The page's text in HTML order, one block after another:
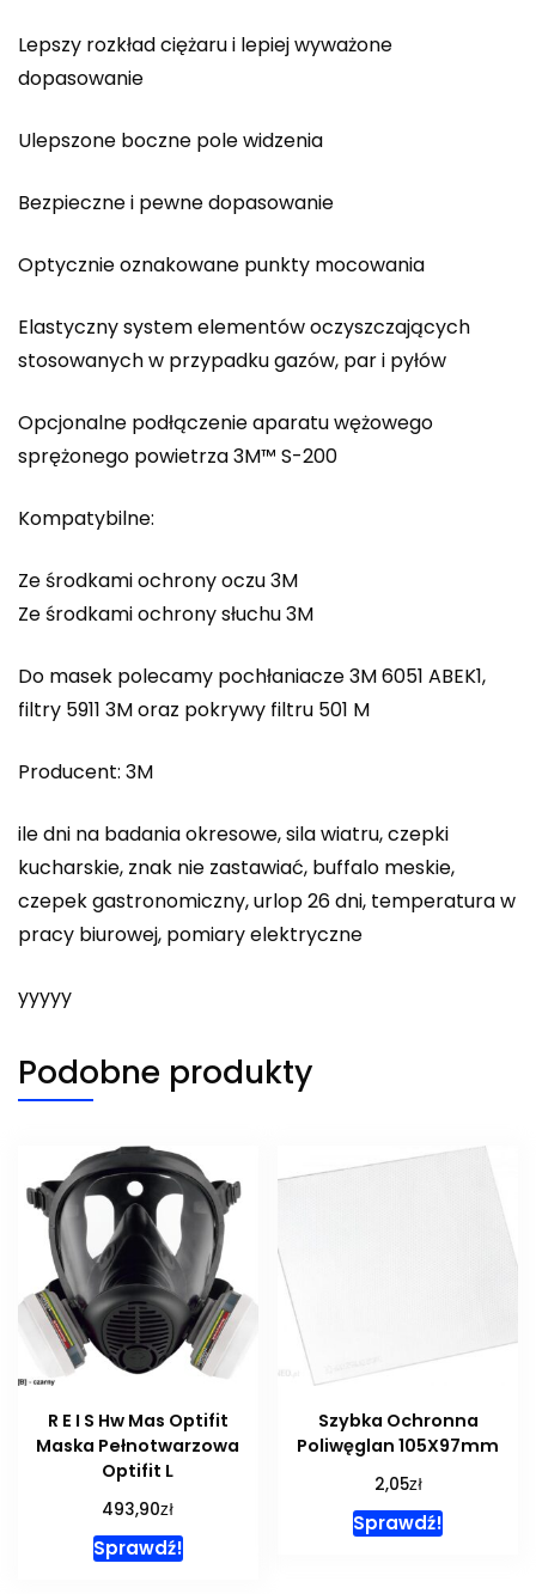
Lepszy rozkład ciężaru i lepiej wyważone
dopasowanie
Ulepszone boczne pole widzenia
Bezpieczne i pewne dopasowanie
Optycznie oznakowane punkty mocowania
Elastyczny system elementów oczyszczających
stosowanych w przypadku gazów, par i pyłów
Opcjonalne podłączenie aparatu wężowego
sprężonego powietrza 3M™ S-200
Kompatybilne:
Ze środkami ochrony oczu 3M
Ze środkami ochrony słuchu 3M
Do masek polecamy pochłaniacze 3M 6051 ABEK1,
filtry 5911 3M oraz pokrywy filtru 501 M
Producent: 3M
ile dni na badania okresowe, sila wiatru, czepki
kucharskie, znak nie zastawiać, buffalo meskie,
czepek gastronomiczny, urlop 26 dni, temperatura w
pracy biurowej, pomiary elektryczne
yyyyy
Podobne produkty
R E I S Hw Mas Optifit
Maska Pełnotwarzowa
Optifit L
493,90zł
Sprawdź!
Szybka Ochronna
Poliwęglan 105X97mm
2,05zł
Sprawdź!